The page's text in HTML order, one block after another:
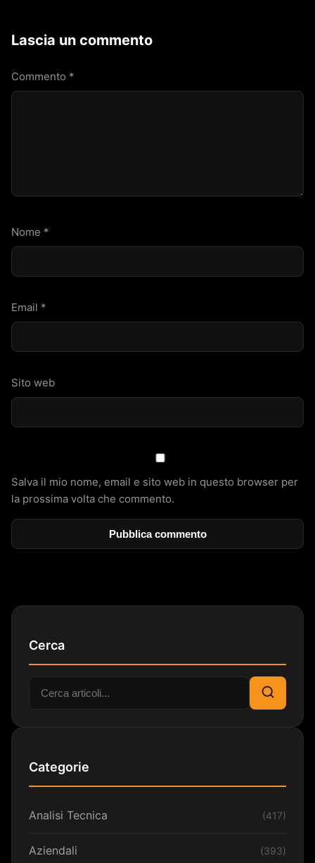
Lascia un commento
Commento *
Nome *
Email *
Sito web
Salva il mio nome, email e sito web in questo browser per
la prossima volta che commento.
Cerca
Cerca:
Cerca
Categorie
Analisi Tecnica (417)
Aziendali (393)